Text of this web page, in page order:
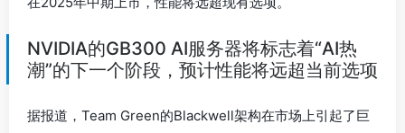
NVIDIA的GB300 AI服务器将标志着“AI热
潮”的下一个阶段，预计性能将远超当前选项
据报道，Team Green的Blackwell架构在市场上引起了巨